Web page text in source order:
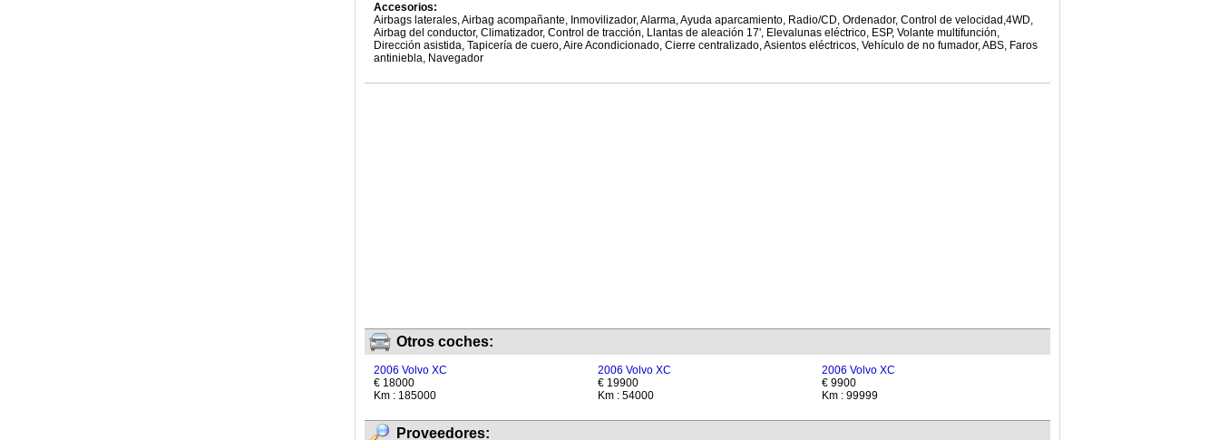
Accesorios:
Airbags laterales, Airbag acompañante, Inmovilizador, Alarma, Ayuda aparcamiento, Radio/CD, Ordenador, Control de velocidad,4WD,
Airbag del conductor, Climatizador, Control de tracción, Llantas de aleación 17', Elevalunas eléctrico, ESP, Volante multifunción,
Dirección asistida, Tapicería de cuero, Aire Acondicionado, Cierre centralizado, Asientos eléctricos, Vehículo de no fumador, ABS, Faros
antiniebla, Navegador
Otros coches:
2006 Volvo XC
€ 18000
Km : 185000
2006 Volvo XC
€ 19900
Km : 54000
2006 Volvo XC
€ 9900
Km : 99999
Proveedores: